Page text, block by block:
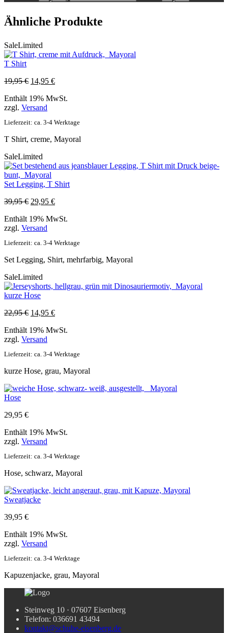
Ähnliche Produkte
SaleLimited
T Shirt
19,95€ Ursprünglicher
war:
19,95 €
14,95 €Aktueller
ist:
Enthält 19% MwSt.
zzgl. Versand
Lieferzeit: ca. 3-4 Werktage
T Shirt, creme, Mayoral
SaleLimited
Set Legging, T Shirt
39,95€ Ursprünglicher
war:
39,95 €
29,95 €Aktueller
ist:
Enthält 19% MwSt.
zzgl. Versand
Lieferzeit: ca. 3-4 Werktage
Set Legging, Shirt, mehrfarbig, Mayoral
SaleLimited
kurze Hose
22,95€ Ursprünglicher
war:
22,95 €
14,95 €Aktueller
ist:
Enthält 19% MwSt.
zzgl. Versand
Lieferzeit: ca. 3-4 Werktage
kurze Hose, grau, Mayoral
Hose
29,95 €
Enthält 19% MwSt.
zzgl. Versand
Lieferzeit: ca. 3-4 Werktage
Hose, schwarz, Mayoral
Sweatjacke
39,95 €
Enthält 19% MwSt.
zzgl. Versand
Lieferzeit: ca. 3-4 Werktage
Kapuzenjacke, grau, Mayoral
Steinweg 10 · 07607 Eisenberg
Telefon: 036691 43494
kontakt@schuhe-eisenberg.de